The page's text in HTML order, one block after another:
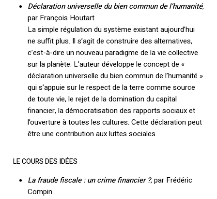
Votre panier est vide.
Déclaration universelle du bien commun de l’humanité,
par François Houtart
La simple régulation du système existant aujourd’hui
ne suffit plus. Il s’agit de construire des alternatives,
c’est-à-dire un nouveau paradigme de la vie collective
sur la planète. L’auteur développe le concept de «
déclaration universelle du bien commun de l’humanité »
qui s’appuie sur le respect de la terre comme source
de toute vie, le rejet de la domination du capital
financier, la démocratisation des rapports sociaux et
l’ouverture à toutes les cultures. Cette déclaration peut
être une contribution aux luttes sociales.
LE COURS DES IDÉES
La fraude fiscale : un crime financier ?, par Frédéric
Compin